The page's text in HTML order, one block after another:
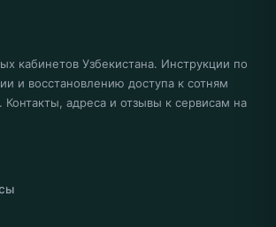
кабинетов Узбекистана. Инструкции по
и восстановлению доступа к сотням
Контакты, адреса и отзывы к сервисам на